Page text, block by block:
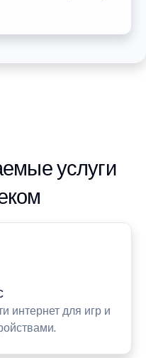
услуги
интернет для игр и